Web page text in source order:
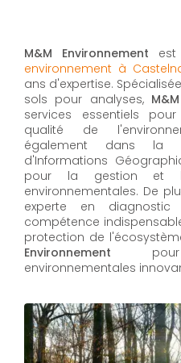
M&M Environnement
environnement à
ans d'expertise.
sols pour analyses,
services essentiels
qualité de
également dans la
d'Informations
pour la gestion et
environnementales. De
experte en
compétence
protection de
Environnement pour
environnementales